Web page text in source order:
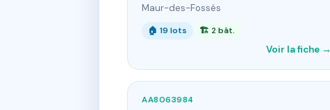
Maur-des-Fossés
🏠 19 lots 🏗 2 bât.
Voir la fiche →
AA8063984